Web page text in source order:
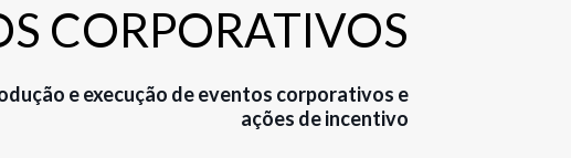
CORPORATIVOS
e execução de eventos corporativos e
ações de incentivo